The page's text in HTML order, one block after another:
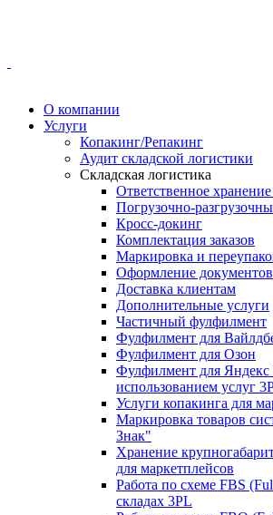
О компании
Услуги
Копакинг/Репакинг
Аудит складской логистики
Складская логистика
Ответственное
Погрузочно-
Кросс-докинг
Комплектация заказов
Маркировка и
Оформление документов
Доставка клиентам
Дополнительные услуги
Частичный фулфилмент
Фулфилмент для
Фулфилмент для Озон
Фулфилмент для Яндекс
использованием услуг
Услуги копакинга для
Маркировка товаров
Знак"
Хранение
для маркетплейсов
Работа по схеме FBS
складах 3PL